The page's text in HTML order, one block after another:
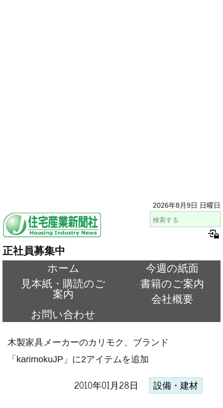
2026年8月9日 日曜日
正社員募集中
ホーム
今週の紙面
見本紙・購読のご
案内
書籍のご案内
会社概要
お問い合わせ
木製家具メーカーのカリモク、ブランド
「karimokuJP」に2アイテムを追加
2010年01月28日 設備・建材